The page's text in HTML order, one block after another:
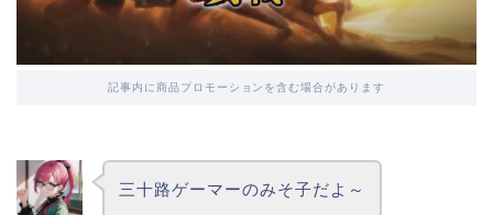
記事内に商品プロモーションを含む場合があります
三十路ゲーマーのみそ子だよ～